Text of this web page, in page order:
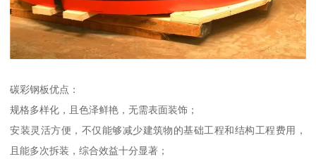
碳彩钢板优点：
规格多样化，且色泽鲜艳，无需表面装饰；
安装灵活方便，不仅能够减少建筑物的基础工程和结构工程费用，
且能多次拆装，综合效益十分显著；